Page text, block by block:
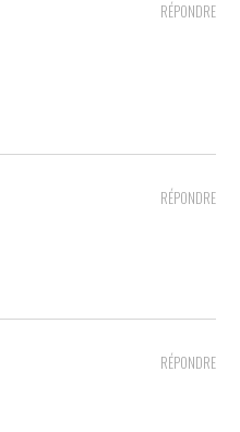
RÉPONDRE
RÉPONDRE
RÉPONDRE